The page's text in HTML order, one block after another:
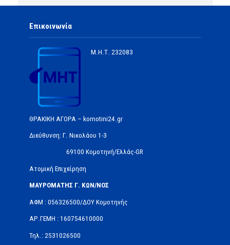
Επικοινωνία
Μ.Η.Τ. 232083
ΘΡΑΚΙΚΗ ΑΓΟΡΑ – komotini24.gr
Διεύθυνση: Γ. Νικολάου 1-3
69100 Κομοτηνή/Ελλάς-GR
Ατομική Επιχείρηση
ΜΑΥΡΟΜΑΤΗΣ Γ. ΚΩΝ/ΝΟΣ
ΑΦΜ : 056326500/ΔOΥ Κομοτηνής
ΑΡ.ΓΕΜΗ : 160754610000
Τηλ.: 2531026500